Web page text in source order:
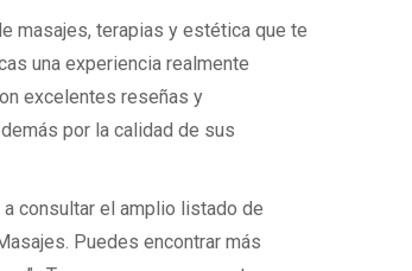
masajes, terapias y estética que te
una experiencia realmente
excelentes reseñas y
por la calidad de sus
consultar el amplio listado de
Puedes encontrar más